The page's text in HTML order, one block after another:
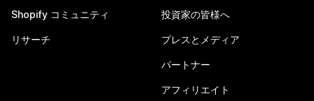
Shopify コミュニティ
リサーチ
投資家の皆様へ
プレスとメディア
パートナー
アフィリエイト